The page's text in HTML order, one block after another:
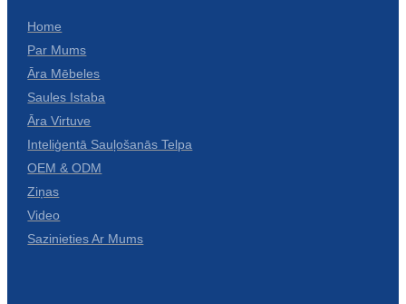
Home
Par Mums
Āra Mēbeles
Saules Istaba
Āra Virtuve
Inteliģentā Sauļošanās Telpa
OEM & ODM
Ziņas
Video
Sazinieties Ar Mums